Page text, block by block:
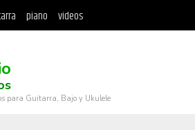
piano videos
para Guitarra, Bajo y Ukulele